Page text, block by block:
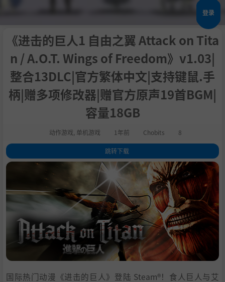
登录
《进击的巨人1 自由之翼 Attack on Tita
n / A.O.T. Wings of Freedom》v1.03|
整合13DLC|官方繁体中文|支持键鼠.手
柄|赠多项修改器|赠官方原声19首BGM|
容量18GB
动作游戏 单机游戏 1年前 Chobits 8
跳转下载
1.关于这款游戏
3.支持作者
4
学习版下载
国际热门动漫《进击的巨人》登陆 Steam®！食人巨人与艾